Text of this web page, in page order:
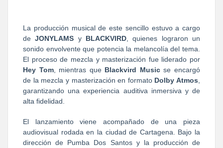
La producción musical de este sencillo estuvo a cargo
deJONYLAMS y BLACKVIRD , quienes lograron un
sonido envolvente que potencia la melancolía del tema.
El proceso de mezcla y masterización fue liderado por
Hey Tom, mientras que Blackvird Musicse encargó
de la mezcla y masterización en formato Dolby Atmos
garantizando una experiencia auditiva inmersiva y de
alta fidelidad.
El lanzamiento viene acompañado de una pieza
audiovisual rodada en la ciudad de Cartagena. Bajo la
dirección de Pumba Dos Santos y la producción de